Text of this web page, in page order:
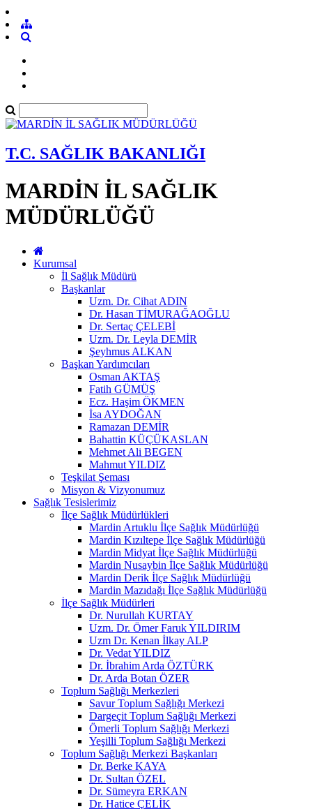
T.C. SAĞLIK BAKANLIĞI
MARDİN İL SAĞLIK
MÜDÜRLÜĞÜ
Kurumsal
İl Sağlık Müdürü
Başkanlar
Uzm. Dr. Cihat ADIN
Dr. Hasan TİMURAĞAOĞLU
Dr. Sertaç ÇELEBİ
Uzm. Dr. Leyla DEMİR
Şeyhmus ALKAN
Başkan Yardımcıları
Osman AKTAŞ
Fatih GÜMÜŞ
Ecz. Haşim ÖKMEN
İsa AYDOĞAN
Ramazan DEMİR
Bahattin KÜÇÜKASLAN
Mehmet Ali BEGEN
Mahmut YILDIZ
Teşkilat Şeması
Misyon & Vizyonumuz
Sağlık Tesislerimiz
İlçe Sağlık Müdürlükleri
Mardin Artuklu İlçe Sağlık Müdürlüğü
Mardin Kızıltepe İlçe Sağlık Müdürlüğü
Mardin Midyat İlçe Sağlık Müdürlüğü
Mardin Nusaybin İlçe Sağlık Müdürlüğü
Mardin Derik İlçe Sağlık Müdürlüğü
Mardin Mazıdağı İlçe Sağlık Müdürlüğü
İlçe Sağlık Müdürleri
Dr. Nurullah KURTAY
Uzm. Dr. Ömer Faruk YILDIRIM
Uzm Dr. Kenan İlkay ALP
Dr. Vedat YILDIZ
Dr. İbrahim Arda ÖZTÜRK
Dr. Arda Botan ÖZER
Toplum Sağlığı Merkezleri
Savur Toplum Sağlığı Merkezi
Dargeçit Toplum Sağlığı Merkezi
Ömerli Toplum Sağlığı Merkezi
Yeşilli Toplum Sağlığı Merkezi
Toplum Sağlığı Merkezi Başkanları
Dr. Berke KAYA
Dr. Sultan ÖZEL
Dr. Sümeyra ERKAN
Dr. Hatice ÇELİK